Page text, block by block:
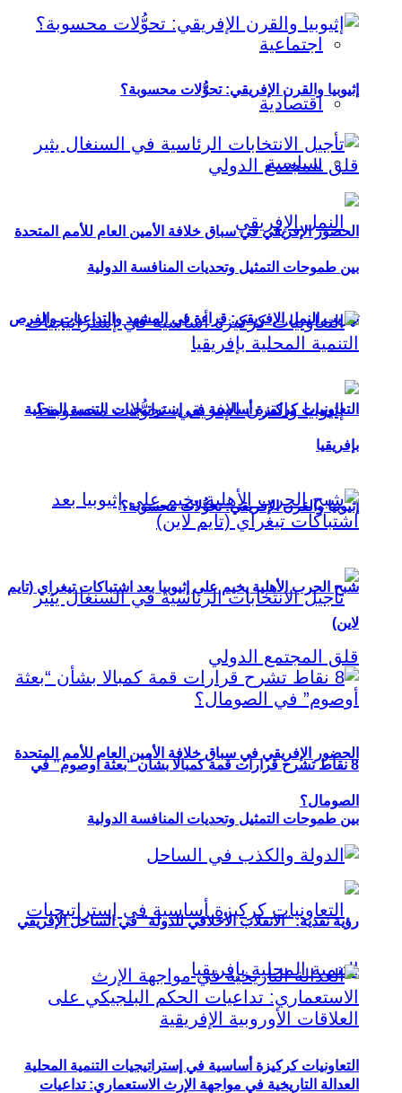
اجتماعية
اقتصادية
سياسية
تهريب النمل الإفريقي: قراءة في المشهد والتداعيات والفرص
إثيوبيا والقرن الإفريقي: تحوُّلات محسوبة؟
الحضور الإفريقي في سباق خلافة الأمين العام للأمم المتحدة
بين طموحات التمثيل وتحديات المنافسة الدولية
التعاونيات كركيزة أساسية في إستراتيجيات التنمية المحلية
إثيوبيا والقرن الإفريقي: تحوُّلات محسوبة؟
الحضور الإفريقي في سباق خلافة الأمين العام للأمم المتحدة
بين طموحات التمثيل وتحديات المنافسة الدولية
التعاونيات كركيزة أساسية في إستراتيجيات التنمية المحلية
بإفريقيا
شبح الحرب الأهلية يخيم على إثيوبيا بعد اشتباكات تيغراي (تايم
لاين)
8 نقاط تشرح قرارات قمة كمبالا بشأن “بعثة أوصوم” في
الصومال؟
رؤية نقدية: “الانقلاب الأخلاقي للدولة” في الساحل الإفريقي
العدالة التاريخية في مواجهة الإرث الاستعماري: تداعيات